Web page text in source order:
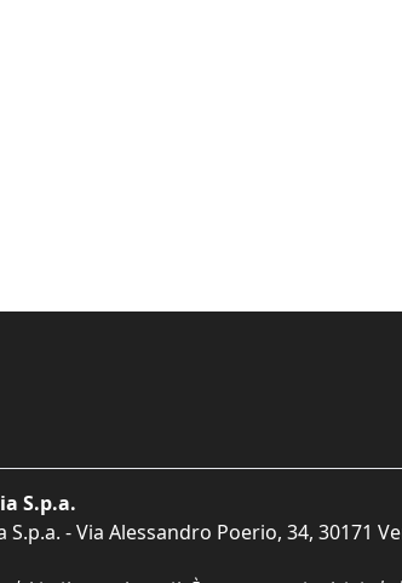
S.p.a.
- Via Alessandro Poerio, 34, 30171